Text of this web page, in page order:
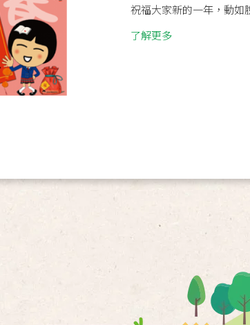
祝福大家新的一年，動如
了解更多